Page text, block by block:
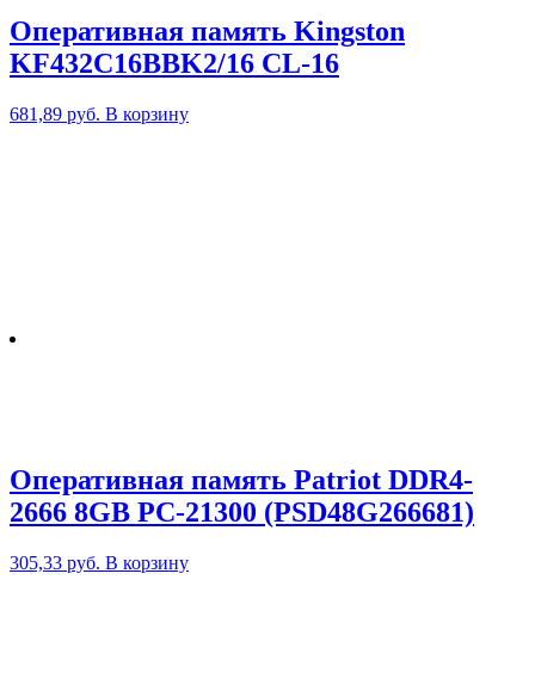
Оперативная память Kingston
KF432C16BBK2/16 CL-16
681,89 руб. В корзину
Оперативная память Patriot DDR4-
2666 8GB PC-21300 (PSD48G266681)
305,33 руб. В корзину